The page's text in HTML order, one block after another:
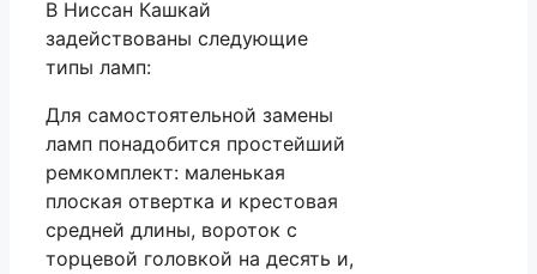
В Ниссан Кашкай
задействованы следующие
типы ламп:
Для самостоятельной замены
ламп понадобится простейший
ремкомплект: маленькая
плоская отвертка и крестовая
средней длины, вороток с
торцевой головкой на десять и,